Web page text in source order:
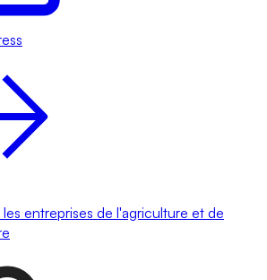
entreprises de l'agriculture et de